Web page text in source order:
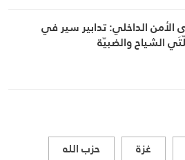
الأمن الداخلي: تدابير سير في
الشياح والضبيّة
غزة
حزب الله